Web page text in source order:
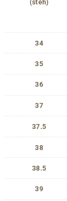
(steh)
34
35
36
37
37.5
38
38.5
39